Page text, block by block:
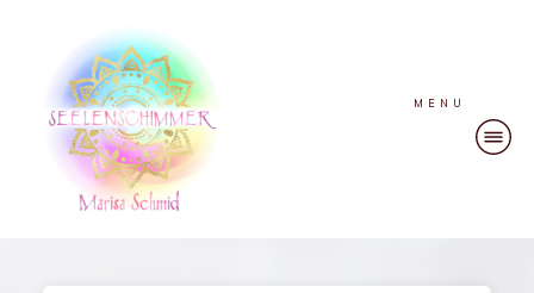
MENU